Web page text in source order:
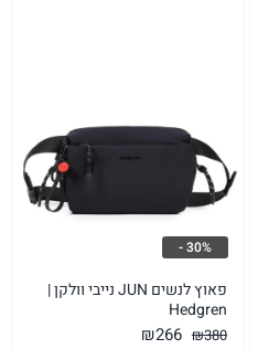
פאוץ לנשים JUN נייבי וולקן |
Hedgren
₪380
המחיר
₪266
30% -